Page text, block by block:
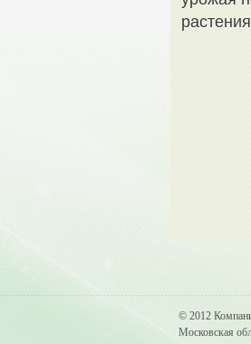
© 2012
Московская